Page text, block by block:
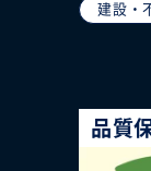
建設・
品質